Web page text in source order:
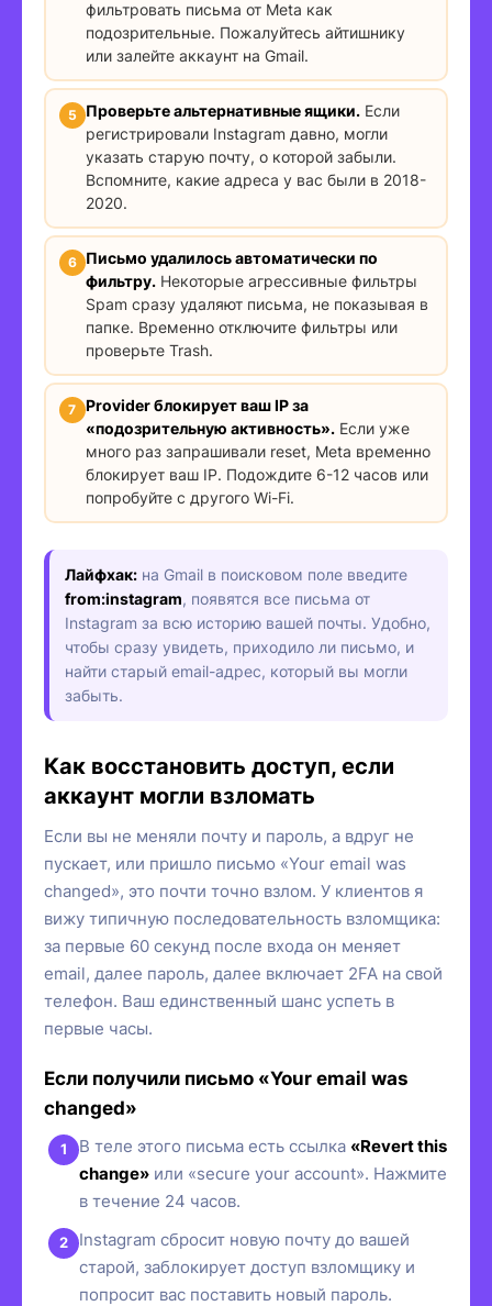
фильтровать письма от Meta как
подозрительные. Пожалуйтесь айтишнику
или залейте аккаунт на Gmail.
Проверьте альтернативные ящики.Если
регистрировали Instagram давно, могли
указать старую почту, о которой забыли.
Вспомните, какие адреса у вас были в 2018-
2020.
Письмо удалилось автоматически по
фильтру.Некоторые агрессивные фильтры
Spam сразу удаляют письма, не показывая в
папке. Временно отключите фильтры или
проверьте Trash.
Provider блокирует ваш IP за
«подозрительную активность».Если уже
много раз запрашивали reset, Meta временно
блокирует ваш IP. Подождите 6-12 часов или
попробуйте с другого Wi-Fi.
Лайфхак: на Gmail в поисковом поле введите
from:instagram, появятся все письма от
Instagram за всю историю вашей почты. Удобно,
чтобы сразу увидеть, приходило ли письмо, и
найти старый email-адрес, который вы могли
забыть.
Как восстановить доступ, если
аккаунт могли взломать
Если вы не меняли почту и пароль, а вдруг не
пускает, или пришло письмо «Your email was
changed», это почти точно взлом. У клиентов я
вижу типичную последовательность взломщика:
за первые 60 секунд после входа он меняет
email, далее пароль, далее включает 2FA на свой
телефон. Ваш единственный шанс успеть в
первые часы.
Если получили письмо «Your email was
changed»
В теле этого письма есть ссылка «Revert this
change» или «secure your account». Нажмите
в течение 24 часов.
Instagram сбросит новую почту до вашей
старой, заблокирует доступ взломщику и
попросит вас поставить новый пароль.